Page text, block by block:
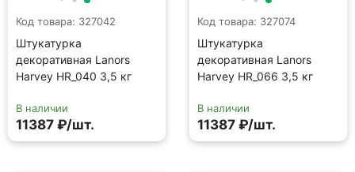
Код товара: 327042
Штукатурка
декоративная Lanors
Harvey HR_040 3,5 кг
В наличии
11387 ₽/шт.
Код товара: 327074
Штукатурка
декоративная Lanors
Harvey HR_066 3,5 кг
В наличии
11387 ₽/шт.